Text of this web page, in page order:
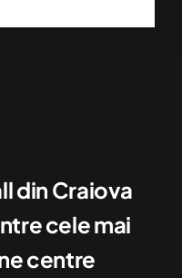
din Craiova
cele mai
centre